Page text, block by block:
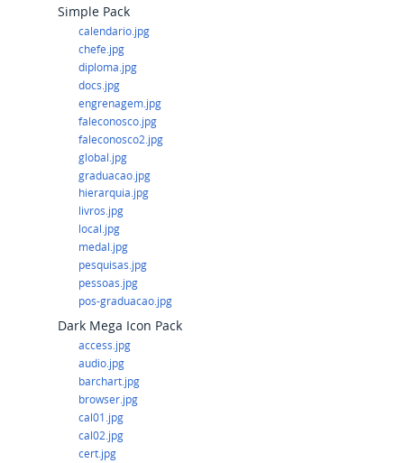
Simple Pack
calendario.jpg
chefe.jpg
diploma.jpg
docs.jpg
engrenagem.jpg
faleconosco.jpg
faleconosco2.jpg
global.jpg
graduacao.jpg
hierarquia.jpg
livros.jpg
local.jpg
medal.jpg
pesquisas.jpg
pessoas.jpg
pos-graduacao.jpg
Dark Mega Icon Pack
access.jpg
audio.jpg
barchart.jpg
browser.jpg
cal01.jpg
cal02.jpg
cert.jpg